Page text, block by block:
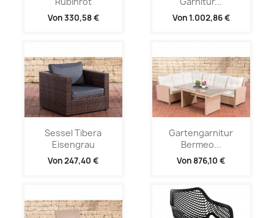
Von330,58 € Von1.002,86 €
Sessel Tibera
Eisengrau
Von247,40 €
Gartengarnitur
Bermeo...
Von 876,10 €